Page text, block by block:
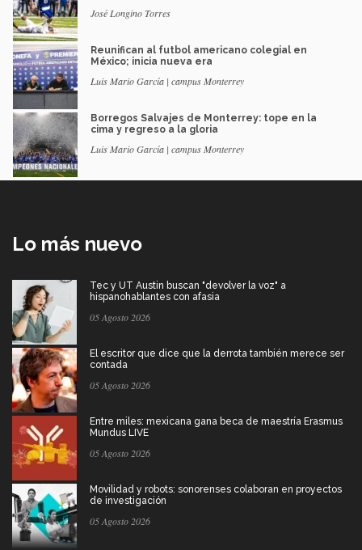
José Longino Torres
Reunifican al futbol americano colegial en
México; inicia nueva era
Luis Mario García | campus Monterrey
Borregos Salvajes de Monterrey: tope en la
cima y regreso a la gloria
Luis Mario García | campus Monterrey
Lo más nuevo
Tec y UT Austin buscan "devolver la voz" a
hispanohablantes con afasia
05 Agosto 2026
El escritor que dice que la derrota también merece ser
contada
05 Agosto 2026
Entre miles: mexicana gana beca de maestría Erasmus
Mundus LIVE
05 Agosto 2026
Movilidad y robots: sonorenses colaboran en proyectos
de investigación
05 Agosto 2026